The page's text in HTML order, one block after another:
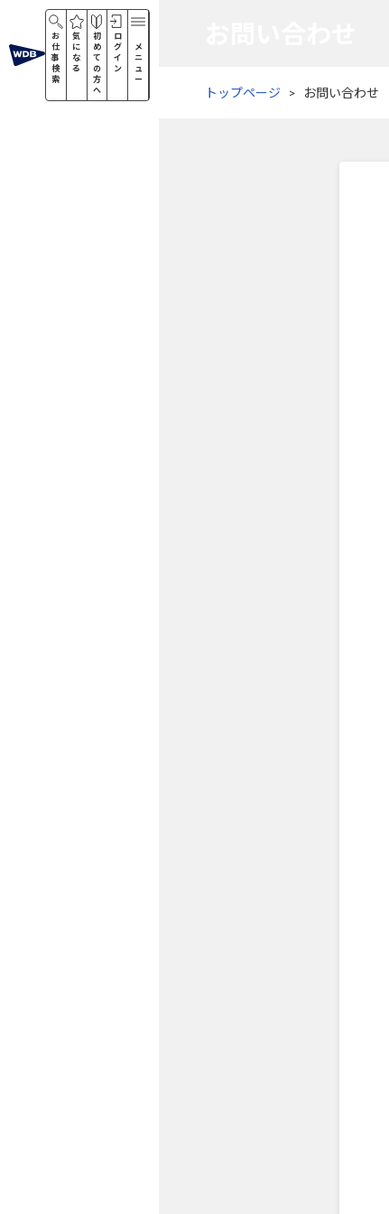
お
仕
事
検
索
気
に
な
る
初
め
て
の
方
へ
ロ
グ
イ
ン
メ
ニ
ュ
ー
トップページ お問い合わせ